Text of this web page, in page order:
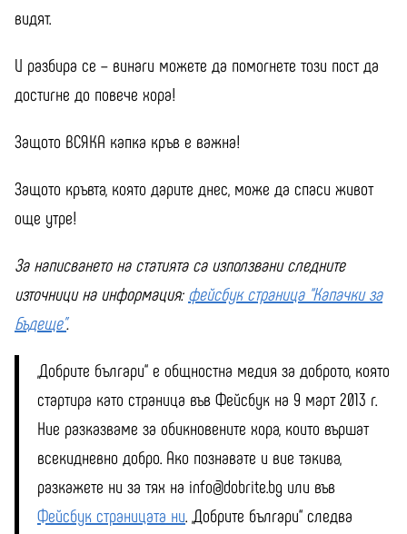
видят.
И разбира се – винаги можете да помогнете този пост да
достигне до повече хора!
Защото ВСЯКА капка кръв е важна!
Защото кръвта, която дарите днес, може да спаси живот
още утре!
За написването на статията са използвани следните
източници на информация: фейсбук страница “Капачки за
Бъдеще”.
„Добрите българи“ е общностна медия за доброто, която
стартира като страница във Фейсбук на 9 март 2013 г.
Ние разказваме за обикновените хора, които вършат
всекидневно добро. Ако познавате и вие такива,
разкажете ни за тях на info@dobrite.bg или във
Фейсбук страницата ни . „Добрите българи“ следва